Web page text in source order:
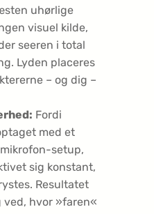
uhørlige
visuel kilde,
seeren i total
Lyden placeres
– og dig –
Fordi
med et
setup,
sig konstant,
Resultatet
ved, hvor »faren«